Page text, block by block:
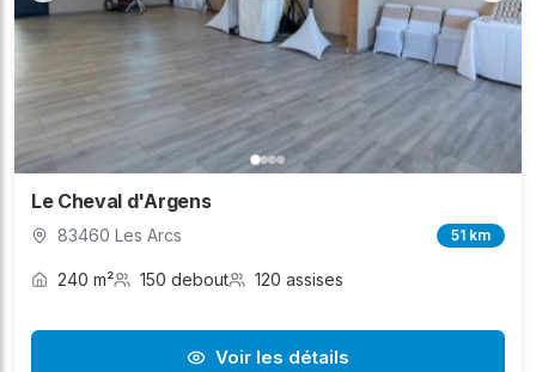
Le Cheval d'Argens
83460 Les Arcs 51 km
240 m² 150 debout 120 assises
Voir les détails